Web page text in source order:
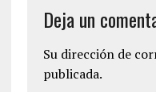
Deja un
Su dirección de
publicada.